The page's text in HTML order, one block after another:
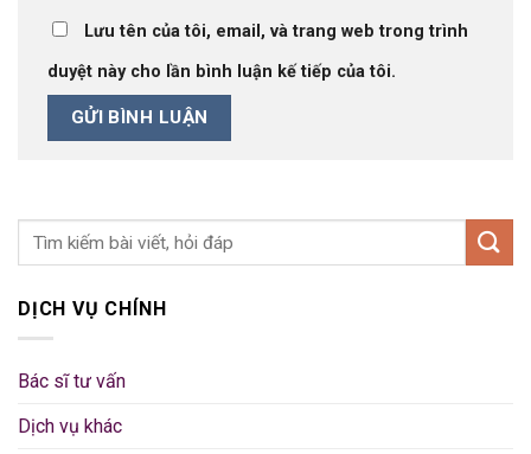
Lưu tên của tôi, email, và trang web trong trình
duyệt này cho lần bình luận kế tiếp của tôi.
DỊCH VỤ CHÍNH
Bác sĩ tư vấn
Dịch vụ khác